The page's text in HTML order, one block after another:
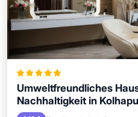
Umweltfreundliches
Nachhaltigkeit in